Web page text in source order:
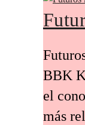
BBK
el
más